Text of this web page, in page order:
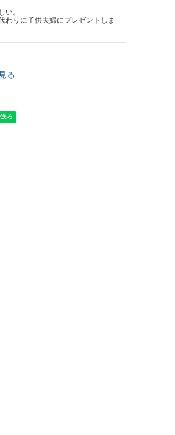
い。
わりに子供夫婦にプレゼントしま
る